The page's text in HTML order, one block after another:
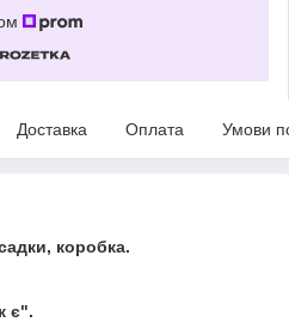
Доставка Оплата Умови
коробка.
є".